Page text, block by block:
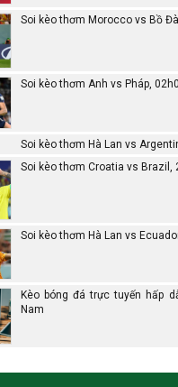
Soi kèo thơm Morocco vs Bồ
Soi kèo thơm Anh vs Pháp,
Soi kèo thơm Hà Lan vs
Soi kèo thơm Croatia vs Brazil,
Soi kèo thơm Hà Lan vs
Kèo bóng đá trực tuyến hấp
Nam